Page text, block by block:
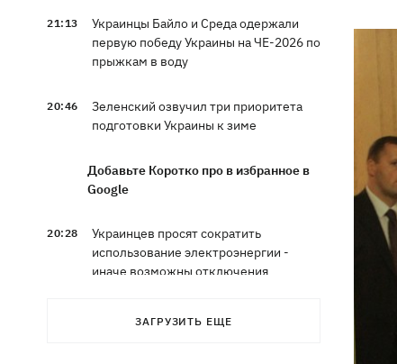
21:13
Украинцы Байло и Среда одержали
первую победу Украины на ЧЕ-2026 по
прыжкам в воду
20:46
Зеленский озвучил три приоритета
подготовки Украины к зиме
Добавьте Коротко про в избранное в
Google
20:28
Украинцев просят сократить
использование электроэнергии -
иначе возможны отключения
Тайский футболист погиб от удара
ЗАГРУЗИТЬ ЕЩЕ